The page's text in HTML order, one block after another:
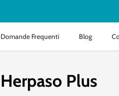
Domande Frequenti Blog
Herpaso Plus